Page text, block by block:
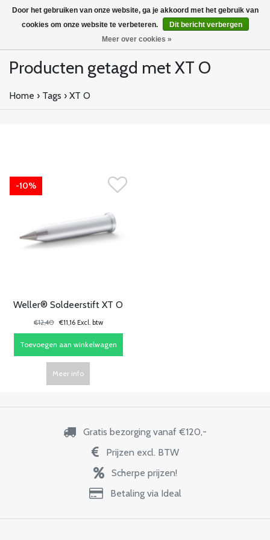
Producten getagd met XT O
Home › Tags › XT O
-10%
Weller® Soldeerstift XT O
€12,40 €11,16 Excl. btw
Toevoegen aan winkelwagen
Meer info
Gratis bezorging vanaf €120,-
Prijzen excl. BTW
Scherpe prijzen!
Betaling via Ideal
Door het gebruiken van onze website, ga je akkoord met het gebruik van
cookies om onze website te verbeteren.
Dit bericht verbergen
Meer over cookies »